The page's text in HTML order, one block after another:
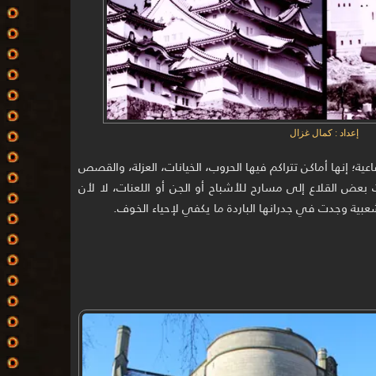
إعداد : كمال غزال
إنها أماكن تتراكم فيها الحروب، الخيانات، العزلة، والقصص
القلاع إلى مسارح للأشباح أو الجن أو اللعنات، لا لأن
وجدت في جدرانها الباردة ما يكفي لإحياء الخوف.